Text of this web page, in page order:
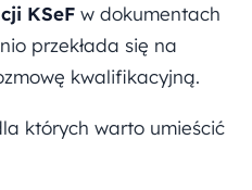
KSeF w dokumentach
przekłada się na
kwalifikacyjną.
których warto umieścić